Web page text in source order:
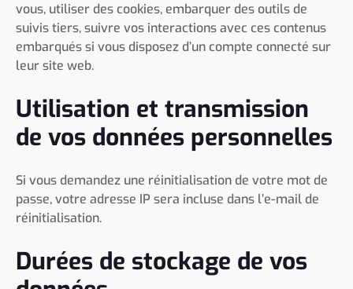
vous, utiliser des cookies, embarquer des outils de
suivis tiers, suivre vos interactions avec ces contenus
embarqués si vous disposez d’un compte connecté sur
leur site web.
Utilisation et transmission
de vos données personnelles
Si vous demandez une réinitialisation de votre mot de
passe, votre adresse IP sera incluse dans l’e-mail de
réinitialisation.
Durées de stockage de vos